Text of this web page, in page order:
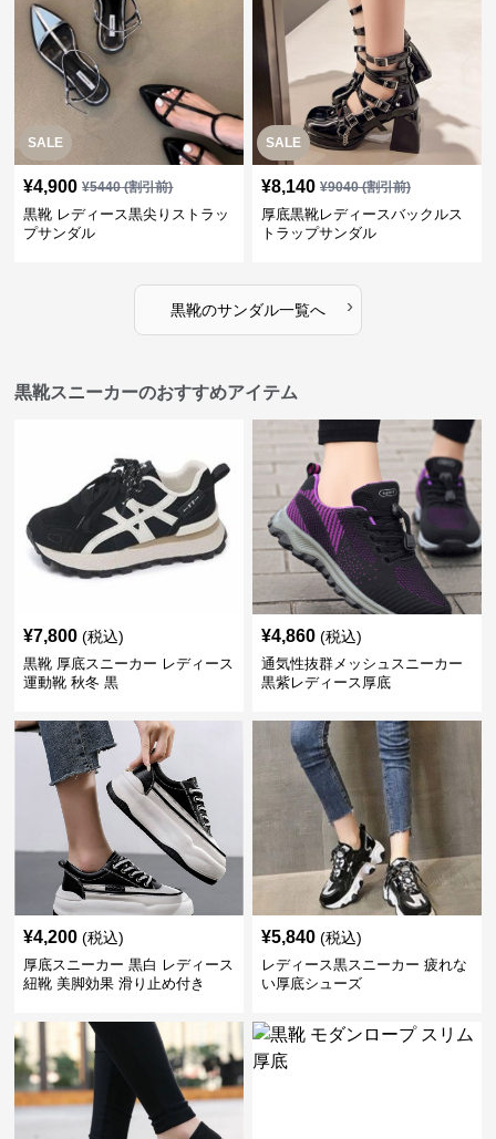
SALE
¥4,900 ¥5440(割引前)
黒靴 レディース黒尖りストラッ
プサンダル
SALE
¥8,140 ¥9040(割引前)
厚底黒靴レディースバックルス
トラップサンダル
黒靴のサンダル一覧へ ›
黒靴スニーカーのおすすめアイテム
¥7,800 (税込)
黒靴 厚底スニーカー レディース
運動靴 秋冬 黒
¥4,860 (税込)
通気性抜群メッシュスニーカー
黒紫レディース厚底
¥4,200 (税込)
厚底スニーカー 黒白 レディース
紐靴 美脚効果 滑り止め付き
¥5,840 (税込)
レディース黒スニーカー 疲れな
い厚底シューズ